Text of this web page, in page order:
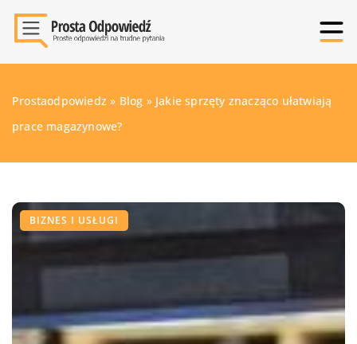
Prostaodpowiedz » Blog » Jakie sprzęty znacząco ułatwiają
prace magazynowe?
BIZNES I USŁUGI